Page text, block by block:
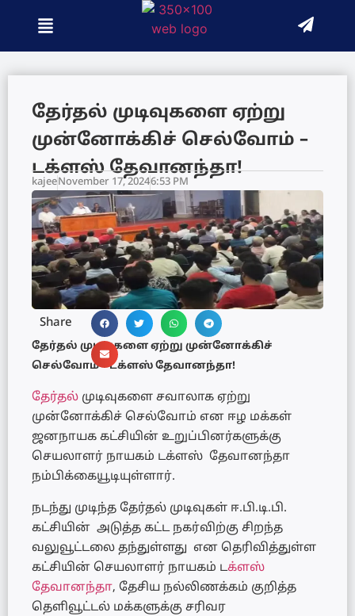
தேர்தல் முடிவுகளை ஏற்று
முன்னோக்கிச் செல்வோம் –
டக்ளஸ் தேவானந்தா!
kajeeNovember 17, 20246:53 PM
Share
தேர்தல் முடிவுகளை ஏற்று முன்னோக்கிச்
செல்வோம் – டக்ளஸ் தேவானந்தா!
தேர்தல் முடிவுகளை சவாலாக ஏற்று
முன்னோக்கிச் செல்வோம் என ஈழ மக்கள்
ஜனநாயக கட்சியின் உறுப்பினர்களுக்கு
செயலாளர் நாயகம் டக்ளஸ் தேவானந்தா
நம்பிக்கையூடியுள்ளார்.
நடந்து முடிந்த தேர்தல் முடிவுகள் ஈ.பி.டி.பி.
கட்சியின் அடுத்த கட்ட நகர்விற்கு சிறந்த
வலுவூட்டலை தந்துள்ளது என தெரிவித்துள்ள
கட்சியின் செயலாளர் நாயகம் டக்ளஸ்
தேவானந்தா, தேசிய நல்லிணக்கம் குறித்த
தெளிவூட்டல் மக்களுக்கு சரிவர